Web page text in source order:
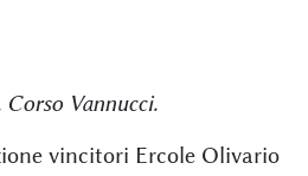
Corso Vannucci.
vincitori Ercole Olivario